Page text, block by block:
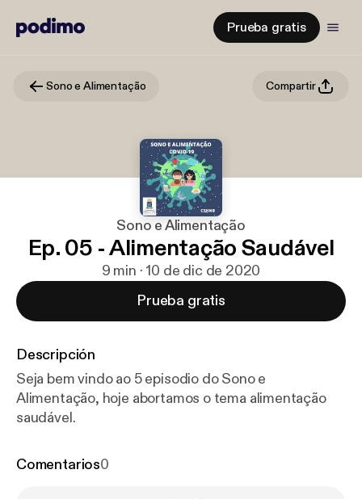
Prueba gratis
Sono e Alimentação Compartir
Sono e Alimentação
Ep. 05 - Alimentação Saudável
9 min · 10 de dic de 2020
Prueba gratis
Descripción
Seja bem vindo ao 5 episodio do Sono e
Alimentação, hoje abortamos o tema alimentação
saudável.
Comentarios0